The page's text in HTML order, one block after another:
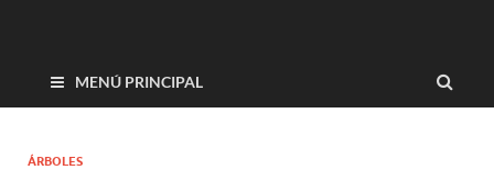
MENÚ PRINCIPAL
ÁRBOLES